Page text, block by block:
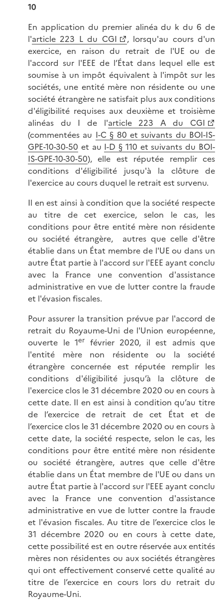
10
En application du premier alinéa du k du 6 de
l'article 223 L du CGI
, lorsqu'au cours d'un
exercice, en raison du retrait de l'UE ou de
l'accord sur l'EEE de l’État dans lequel elle est
soumise à un impôt équivalent à l'impôt sur les
sociétés, une entité mère non résidente ou une
société étrangère ne satisfait plus aux conditions
d'éligibilité requises aux deuxième et troisième
alinéas du I de l'article 223 A du CGI
(commentées au I-C § 80 et suivants du BOI-IS-
GPE-10-30-50 et au I-D § 110 et suivants du BOI-
IS-GPE-10-30-50), elle est réputée remplir ces
conditions d'éligibilité jusqu'à la clôture de
l'exercice au cours duquel le retrait est survenu.
Il en est ainsi à condition que la société respecte
au titre de cet exercice, selon le cas, les
conditions pour être entité mère non résidente
ou société étrangère, autres que celle d'être
établie dans un État membre de l'UE ou dans un
autre État partie à l'accord sur l'EEE ayant conclu
avec la France une convention d'assistance
administrative en vue de lutter contre la fraude
et l'évasion fiscales.
Pour assurer la transition prévue par l'accord de
retrait du Royaume-Uni de l'Union européenne,
ouverte le 1er février 2020, il est admis que
l'entité mère non résidente ou la société
étrangère concernée est réputée remplir les
conditions d'éligibilité jusqu’à la clôture de
l'exercice clos le 31 décembre 2020 ou en cours à
cette date. Il en est ainsi à condition qu’au titre
de l’exercice de retrait de cet État et de
l’exercice clos le 31 décembre 2020 ou en cours à
cette date, la société respecte, selon le cas, les
conditions pour être entité mère non résidente
ou société étrangère, autres que celle d'être
établie dans un État membre de l'UE ou dans un
autre État partie à l'accord sur l'EEE ayant conclu
avec la France une convention d'assistance
administrative en vue de lutter contre la fraude
et l'évasion fiscales. Au titre de l’exercice clos le
31 décembre 2020 ou en cours à cette date,
cette possibilité est en outre réservée aux entités
mères non résidentes ou aux sociétés étrangères
qui ont effectivement conservé cette qualité au
titre de l’exercice en cours lors du retrait du
Royaume-Uni.